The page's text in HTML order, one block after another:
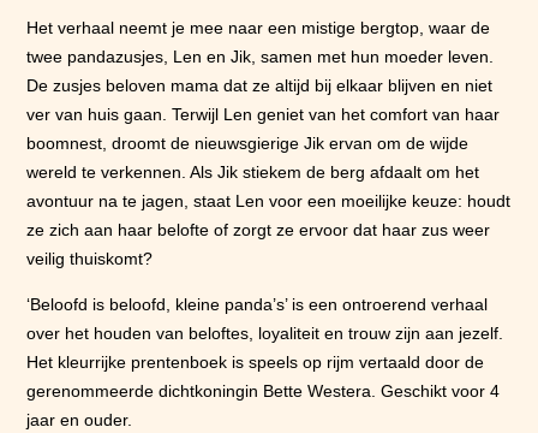
Het verhaal neemt je mee naar een mistige bergtop, waar de
twee pandazusjes, Len en Jik, samen met hun moeder leven.
De zusjes beloven mama dat ze altijd bij elkaar blijven en niet
ver van huis gaan. Terwijl Len geniet van het comfort van haar
boomnest, droomt de nieuwsgierige Jik ervan om de wijde
wereld te verkennen. Als Jik stiekem de berg afdaalt om het
avontuur na te jagen, staat Len voor een moeilijke keuze: houdt
ze zich aan haar belofte of zorgt ze ervoor dat haar zus weer
veilig thuiskomt?
‘Beloofd is beloofd, kleine panda’s’ is een ontroerend verhaal
over het houden van beloftes, loyaliteit en trouw zijn aan jezelf.
Het kleurrijke prentenboek is speels op rijm vertaald door de
gerenommeerde dichtkoningin Bette Westera. Geschikt voor 4
jaar en ouder.